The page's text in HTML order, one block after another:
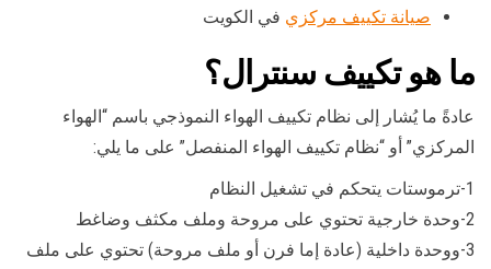
صيانة تكييف مركزي في الكويت
ما هو تكييف سنترال؟
عادةً ما يُشار إلى نظام تكييف الهواء النموذجي باسم “الهواء
المركزي” أو “نظام تكييف الهواء المنفصل” على ما يلي:
1-ترموستات يتحكم في تشغيل النظام
2-وحدة خارجية تحتوي على مروحة وملف مكثف وضاغط
3-ووحدة داخلية (عادة إما فرن أو ملف مروحة) تحتوي على ملف